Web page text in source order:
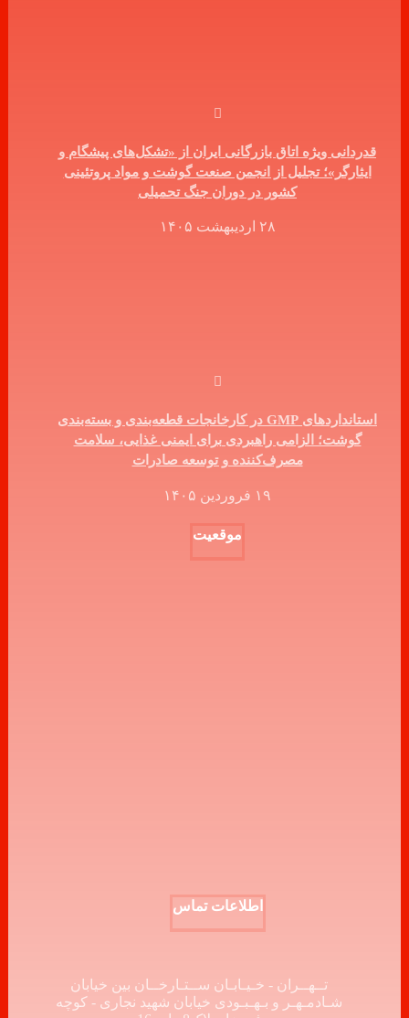
قدردانی ویژه اتاق بازرگانی ایران از «تشکل‌های پیشگام و
ایثارگر»؛ تجلیل از انجمن صنعت گوشت و مواد پروتئینی
کشور در دوران جنگ تحمیلی
۲۸ اردیبهشت ۱۴۰۵
استانداردهای GMP در کارخانجات قطعه‌بندی و بسته‌بندی
گوشت؛ الزامی راهبردی برای ایمنی غذایی، سلامت
مصرف‌کننده و توسعه صادرات
۱۹ فروردین ۱۴۰۵
موقعیت
اطلاعات تماس
تــهــران - خـیـابـان ســتـارخــان بین خیابان
شـادمـهـر و بـهـبـودی خیابان شهید نجاری - کوچه